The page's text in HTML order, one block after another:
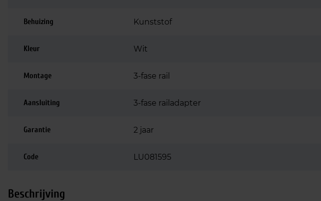
Behuizing Kunststof
Kleur Wit
Montage 3-fase rail
Aansluiting 3-fase railadapter
Garantie 2 jaar
Code LU081595
Beschrijving